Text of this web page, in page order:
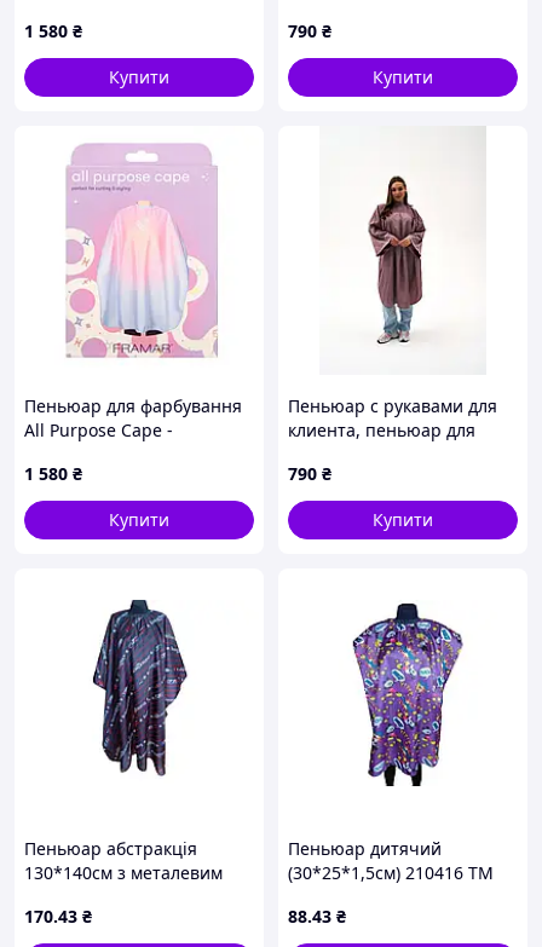
1 580 ₴
Купити
790 ₴
Купити
Пеньюар для фарбування
All Purpose Cape -
1 580 ₴
Купити
Пеньюар с рукавами для
клиента, пеньюар для
790 ₴
Купити
Пеньюар абстракція
130*140см з металевим
ТМ EСТЕТ
170.43 ₴
Пеньюар дитячий
(30*25*1,5см) 210416 ТМ
88.43 ₴